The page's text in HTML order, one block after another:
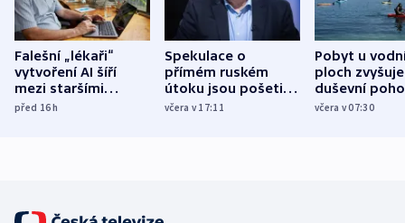
Falešní „lékaři“
vytvoření AI šíří
mezi staršími
Poláky nebezpečné
před 16h
Spekulace o
přímém ruském
útoku jsou pošetilé,
míní estonský
včera v 17:11
Pobyt u
ploch zvyšuje
duševní
ukázala
včera v 07:30